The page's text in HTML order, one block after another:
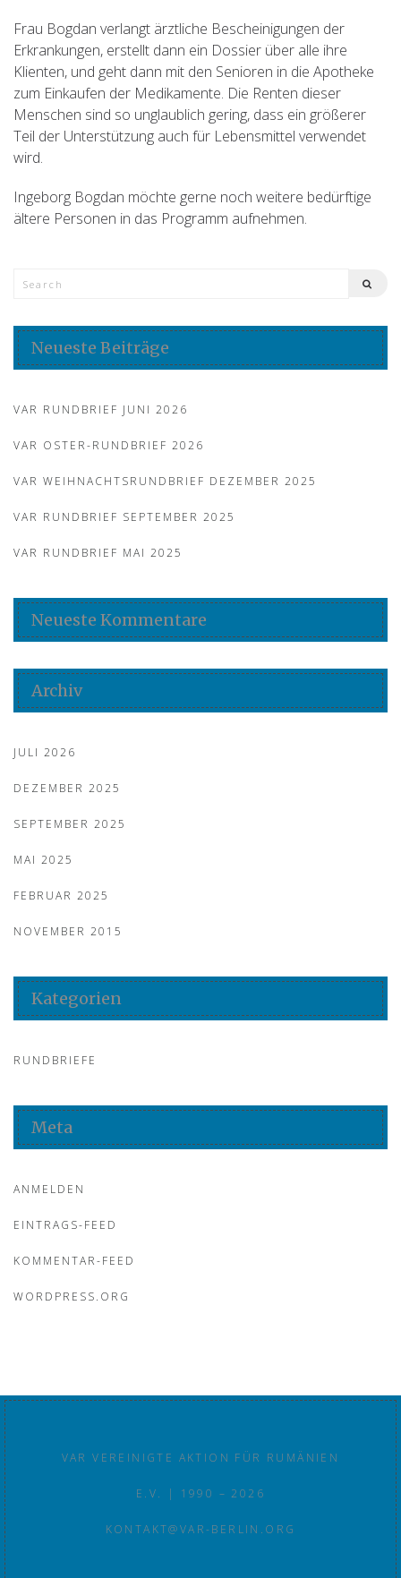
Frau Bogdan verlangt ärztliche Bescheinigungen der
Erkrankungen, erstellt dann ein Dossier über alle ihre
Klienten, und geht dann mit den Senioren in die Apotheke
zum Einkaufen der Medikamente. Die Renten dieser
Menschen sind so unglaublich gering, dass ein größerer
Teil der Unterstützung auch für Lebensmittel verwendet
wird.
Ingeborg Bogdan möchte gerne noch weitere bedürftige
ältere Personen in das Programm aufnehmen.
Neueste Beiträge
VAR RUNDBRIEF JUNI 2026
VAR OSTER-RUNDBRIEF 2026
VAR WEIHNACHTSRUNDBRIEF DEZEMBER 2025
VAR RUNDBRIEF SEPTEMBER 2025
VAR RUNDBRIEF MAI 2025
Neueste Kommentare
Archiv
JULI 2026
DEZEMBER 2025
SEPTEMBER 2025
MAI 2025
FEBRUAR 2025
NOVEMBER 2015
Kategorien
RUNDBRIEFE
Meta
ANMELDEN
EINTRAGS-FEED
KOMMENTAR-FEED
WORDPRESS.ORG
VAR VEREINIGTE AKTION FÜR RUMÄNIEN
E.V. | 1990 – 2026
KONTAKT@VAR-BERLIN.ORG